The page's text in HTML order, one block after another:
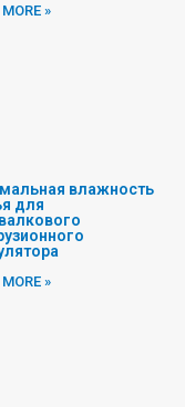
»
влажность
для
»